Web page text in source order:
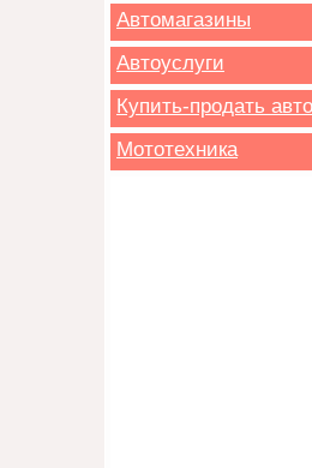
Автомагазины
Автоуслуги
Мототехника